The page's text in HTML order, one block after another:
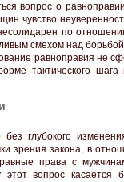
вопрос о
чувство
по
смехом над
равноправия не
тактического шага
глубокого
зрения закона, в
права с
вопрос касается